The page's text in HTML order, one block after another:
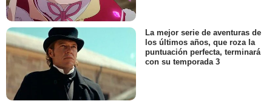
La mejor serie de aventuras de
los últimos años, que roza la
puntuación perfecta, terminará
con su temporada 3